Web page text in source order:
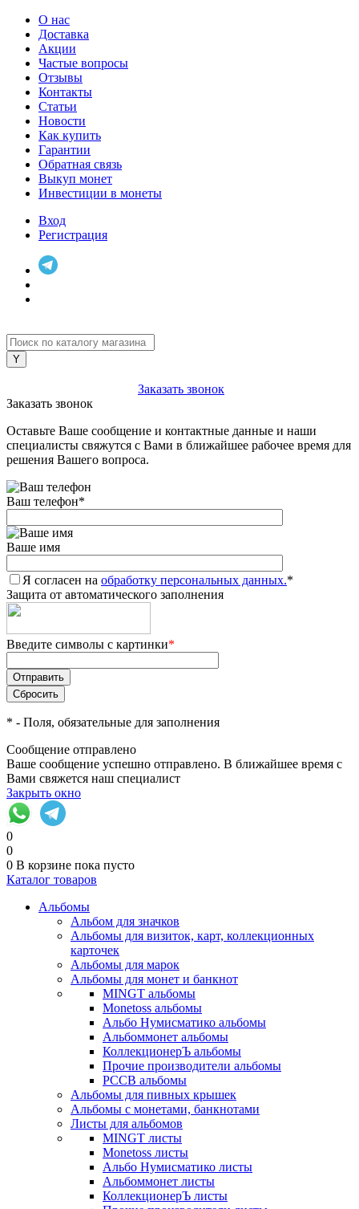
О нас
Доставка
Акции
Частые вопросы
Отзывы
Контакты
Статьи
Новости
Как купить
Гарантии
Обратная связь
Выкуп монет
Инвестиции в монеты
Вход
Регистрация
Заказать звонок
Заказать звонок
Оставьте Ваше сообщение и контактные данные и наши
специалисты свяжутся с Вами в ближайшее рабочее время для
решения Вашего вопроса.
Ваш телефон*
Ваше имя
Я согласен на обработку персональных данных.*
Защита от автоматического заполнения
Введите символы с картинки*
* - Поля, обязательные для заполнения
Сообщение отправлено
Ваше сообщение успешно отправлено. В ближайшее время с
Вами свяжется наш специалист
Закрыть окно
0
0
0 В корзине пока пусто
Каталог товаров
Альбомы
Альбом для значков
Альбомы для визиток, карт, коллекционных
карточек
Альбомы для марок
Альбомы для монет и банкнот
MINGT альбомы
Monetoss альбомы
Альбо Нумисматико альбомы
Альбоммонет альбомы
КоллекционерЪ альбомы
Прочие производители альбомы
РССВ альбомы
Альбомы для пивных крышек
Альбомы с монетами, банкнотами
Листы для альбомов
MINGT листы
Monetoss листы
Альбо Нумисматико листы
Альбоммонет листы
КоллекционерЪ листы